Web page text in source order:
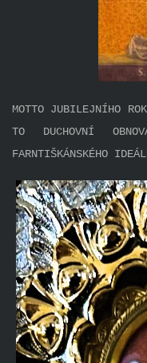
MOTTO JUBILEJNÍHO
TO DUCHOVNÍ
FARNTIŠKÁNSKÉHO